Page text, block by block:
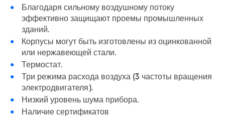
Благодаря сильному воздушному потоку
эффективно защищают проемы промышленных
зданий.
Корпусы могут быть изготовлены из оцинкованной
или нержавеющей стали.
Термостат.
Три режима расхода воздуха (3 частоты вращения
электродвигателя).
Низкий уровень шума прибора.
Наличие сертификатов